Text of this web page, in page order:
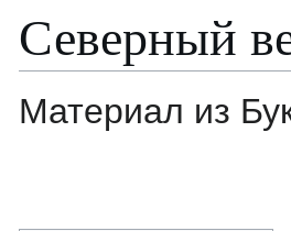
Северный
Материал из